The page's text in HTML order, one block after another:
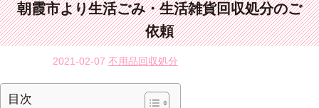
朝霞市より生活ごみ・生活雑貨回収処分のご
依頼
2021-02-07 不用品回収処分
目次